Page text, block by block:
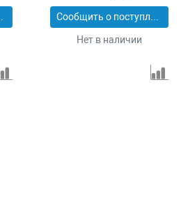
Сообщить о поступлении
Нет в наличии